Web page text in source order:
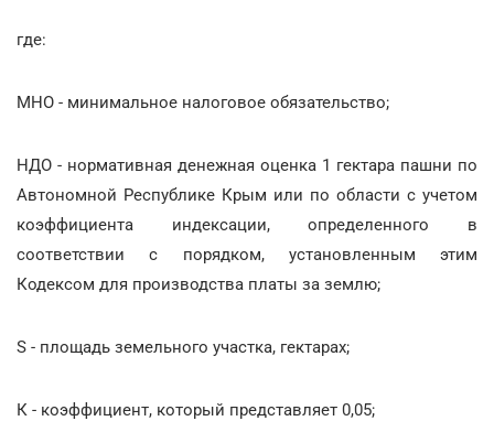
где:
МНО - минимальное налоговое обязательство;
НДО - нормативная денежная оценка 1 гектара пашни по
Автономной Республике Крым или по области с учетом
коэффициента индексации, определенного в
соответствии с порядком, установленным этим
Кодексом для производства платы за землю;
S - площадь земельного участка, гектарах;
К - коэффициент, который представляет 0,05;